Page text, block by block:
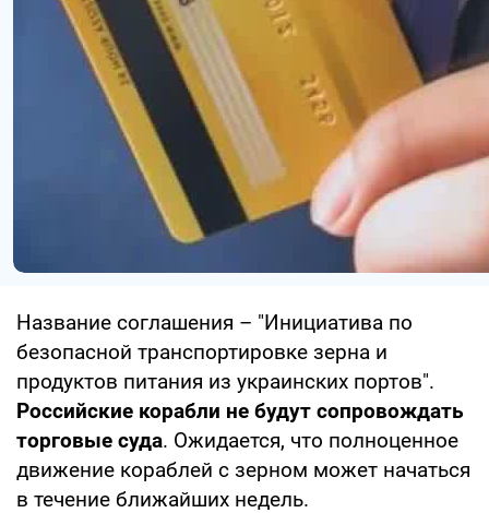
Название соглашения – "Инициатива по
безопасной транспортировке зерна и
продуктов питания из украинских портов".
Российские корабли не будут сопровождать
торговые суда. Ожидается, что полноценное
движение кораблей с зерном может начаться
в течение ближайших недель.